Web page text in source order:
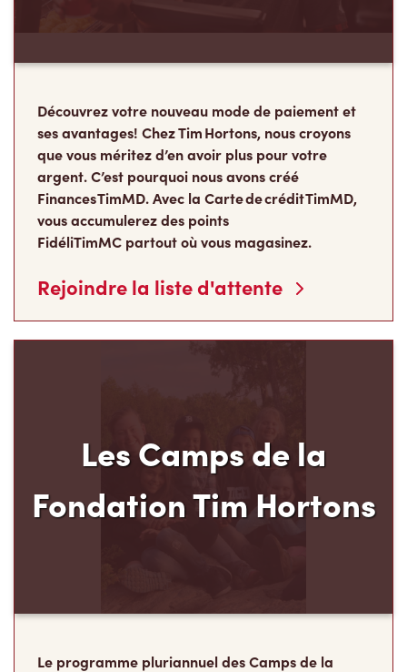
Découvrez votre nouveau mode de paiement et
ses avantages! Chez Tim Hortons, nous croyons
que vous méritez d’en avoir plus pour votre
argent. C’est pourquoi nous avons créé
Finances TimMD. Avec la Carte de crédit TimMD,
vous accumulerez des points
FidéliTimMC partout où vous magasinez.
Rejoindre la liste d'attente
Les Camps de la
Fondation Tim Hortons
Le programme pluriannuel des Camps de la